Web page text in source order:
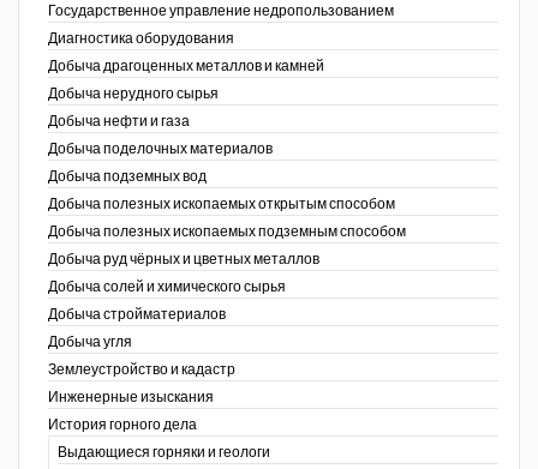
Государственное управление недропользованием
Диагностика оборудования
Добыча драгоценных металлов и камней
Добыча нерудного сырья
Добыча нефти и газа
Добыча поделочных материалов
Добыча подземных вод
Добыча полезных ископаемых открытым способом
Добыча полезных ископаемых подземным способом
Добыча руд чёрных и цветных металлов
Добыча солей и химического сырья
Добыча стройматериалов
Добыча угля
Землеустройство и кадастр
Инженерные изыскания
История горного дела
Выдающиеся горняки и геологи
Сфера. Нефть и газ
Уголь
Уголь Кузбасса
Химагрегаты
Электроэнергия. Передача и
распределение
Coal People Magazine
PWC